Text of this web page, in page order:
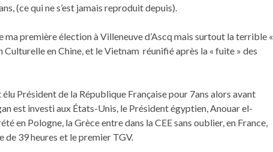
(ce qui ne s’est jamais reproduit depuis).
ma première élection à Villeneuve d’Ascq mais surtout la terrible «
en Chine, et le Vietnam réunifié après la « fuite » des
Président de la République Française pour 7ans alors avant
est investi aux États-Unis, le Président égyptien, Anouar el-
en Pologne, la Grèce entre dans la CEE sans oublier, en France,
de 39 heures et le premier TGV.